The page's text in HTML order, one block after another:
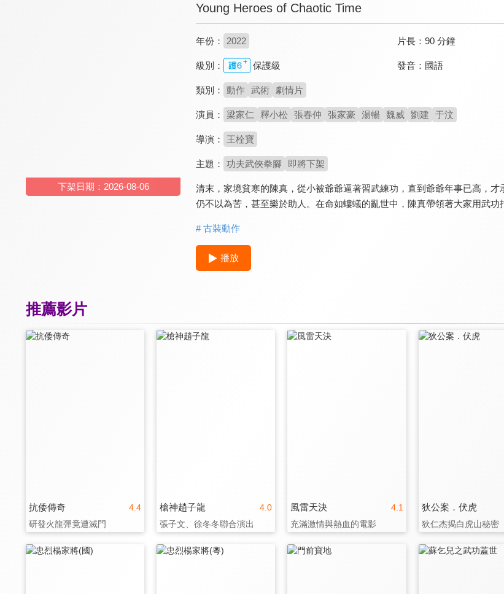
下架日期：2026-08-06
Young Heroes of Chaotic Time
年份： 2022 片長： 90 分鐘
級別： 保護級 發音： 國語
類別： 動作 武術 劇情片
演員： 梁家仁 釋小松 張春仲 張家豪 湯暢 魏威 劉建 于汶
導演： 王栓寶
主題： 功夫武俠拳腳 即將下架
清末，家境貧寒的陳真，從小被爺爺逼著習武練功，直到爺爺年事已高，
仍不以為苦，甚至樂於助人。在命如螻蟻的亂世中，陳真帶領著大家用武功
# 古裝動作
播放
推薦影片
4.4
抗倭傳奇
研發火龍彈竟遭滅門
4.0
槍神趙子龍
張子文、徐冬冬聯合演出
4.1
風雷天決
充滿激情與熱血的電影
狄公案．伏虎
狄仁杰揭白虎山秘密